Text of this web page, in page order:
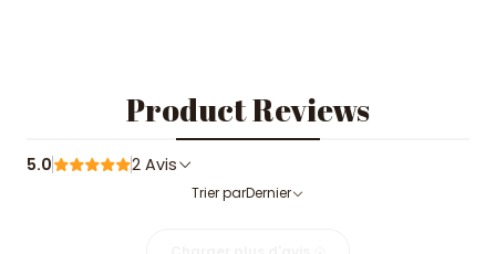
Product Reviews
5.0 2 Avis
Trier parDernier